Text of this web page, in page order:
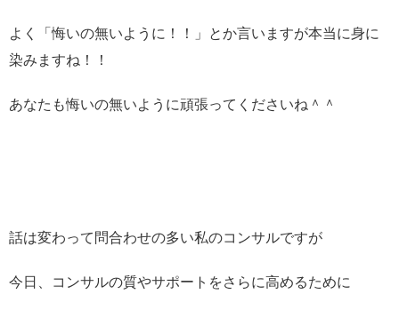
よく「悔いの無いように！！」とか言いますが本当に身に
染みますね！！
あなたも悔いの無いように頑張ってくださいね＾＾
話は変わって問合わせの多い私のコンサルですが
今日、コンサルの質やサポートをさらに高めるために